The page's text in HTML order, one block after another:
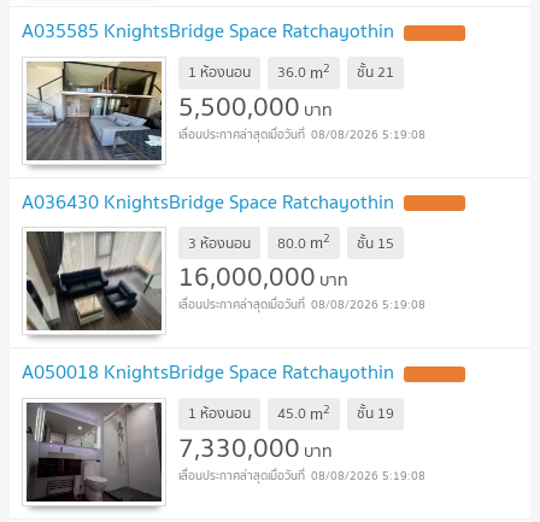
A035585 KnightsBridge Space Ratchayothin
1 ห้องนอน 36.0 m2 ชั้น21
5,500,000 บาท
08/08/2026 5:19:08
A036430 KnightsBridge Space Ratchayothin
3 ห้องนอน 80.0 m2 ชั้น 15
16,000,000 บาท
08/08/2026 5:19:08
A050018 KnightsBridge Space Ratchayothin
1 ห้องนอน 45.0 m2 ชั้น 19
7,330,000 บาท
08/08/2026 5:19:08